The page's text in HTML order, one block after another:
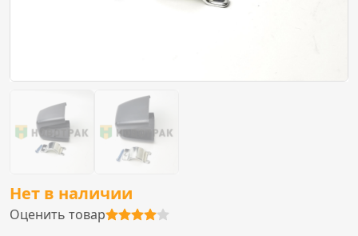
Нет в наличии
Оценить товар